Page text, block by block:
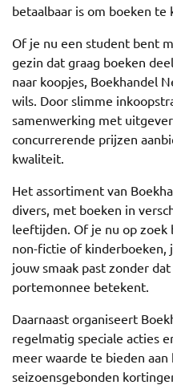
betaalbaar is om boeken te
Of je nu een student bent
gezin dat graag boeken
naar koopjes, Boekhandel
wils. Door slimme
samenwerking met
concurrerende prijzen
kwaliteit.
Het assortiment van
divers, met boeken in
leeftijden. Of je nu op zoek
non-fictie of kinderboeken,
jouw smaak past zonder
portemonnee betekent.
Daarnaast organiseert
regelmatig speciale acties
meer waarde te bieden aan
seizoensgebonden